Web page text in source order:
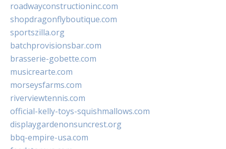
roadwayconstructioninc.com
shopdragonflyboutique.com
sportszilla.org
batchprovisionsbar.com
brasserie-gobette.com
musicrearte.com
morseysfarms.com
riverviewtennis.com
official-kelly-toys-squishmallows.com
displaygardenonsuncrest.org
bbq-empire-usa.com